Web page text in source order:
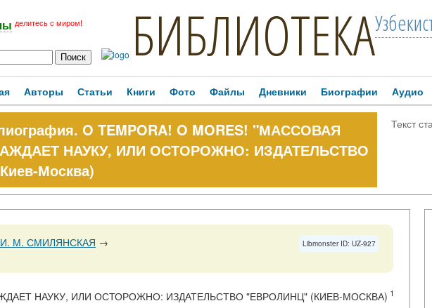
делитесь с миром! БИБЛИОТЕКА
Авторы Статьи Книги Фото Файлы Дневники Биографии Аудио
O TEMPORA! O MORES! "МАССОВАЯ
НАУКУ, ИЛИ ОСТОРОЖНО: ИЗДАТЕЛЬСТВО
Москва)
Текст
Libmonster ID: UZ-927
И. М. СМИЛЯНСКАЯ →
НАУКУ, ИЛИ ОСТОРОЖНО: ИЗДАТЕЛЬСТВО "ЕВРОЛИНЦ" (КИЕВ-МОСКВА) 1